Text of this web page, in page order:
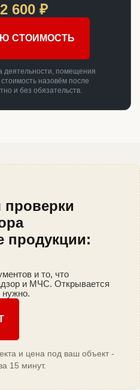
600 ₽
СТОИМОСТЬ
деятельности, помещения
назовём после
и без обязательств.
продукции:
и то, что
и МЧС. Открывается
нужно.
и цена под ваш объект -
15 минут.